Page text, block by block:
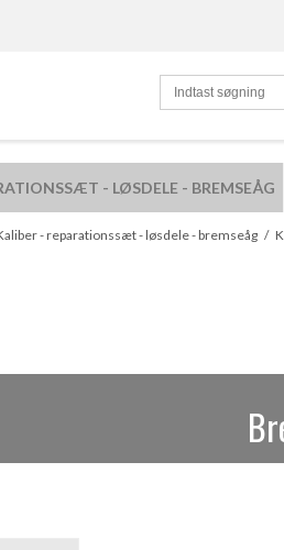
- LØSDELE - BREMSEÅG
- reparationssæt - løsdele - bremseåg /